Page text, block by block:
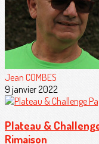
Jean COMBES
9 janvier 2022
Plateau &
Rimaison